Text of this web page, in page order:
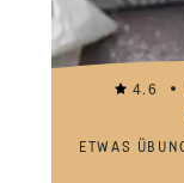
4.6
ETWAS